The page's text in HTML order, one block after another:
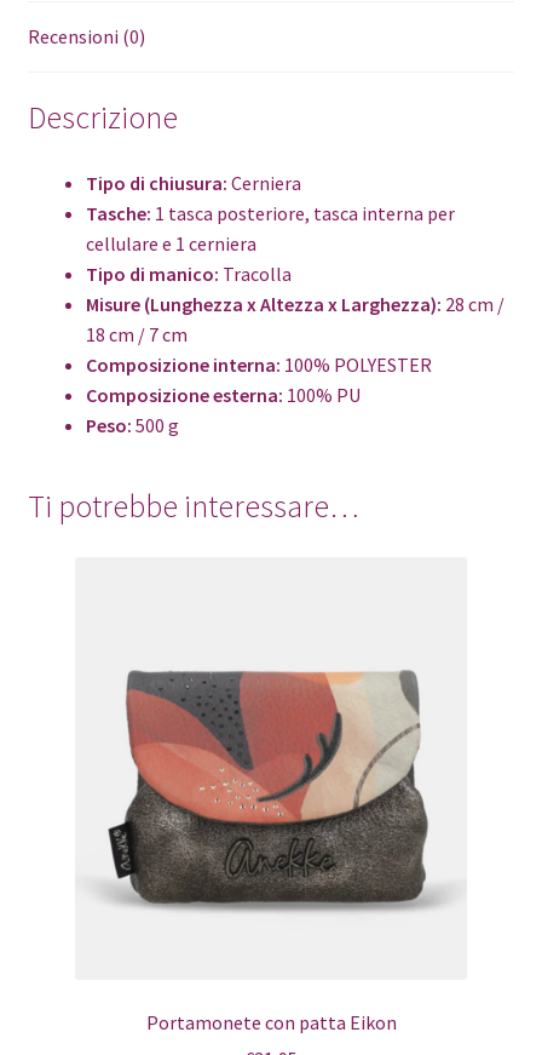
Recensioni (0)
Descrizione
Tipo di chiusura: Cerniera
Tasche: 1 tasca posteriore, tasca interna per
cellulare e 1 cerniera
Tipo di manico: Tracolla
Misure (Lunghezza x Altezza x Larghezza): 28 cm /
18 cm / 7 cm
Composizione interna: 100% POLYESTER
Composizione esterna: 100% PU
Peso: 500 g
Ti potrebbe interessare…
Portamonete con patta Eikon